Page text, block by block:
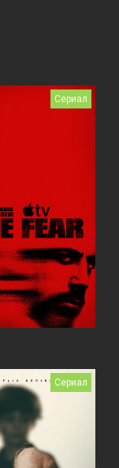
Сериал
Сериал